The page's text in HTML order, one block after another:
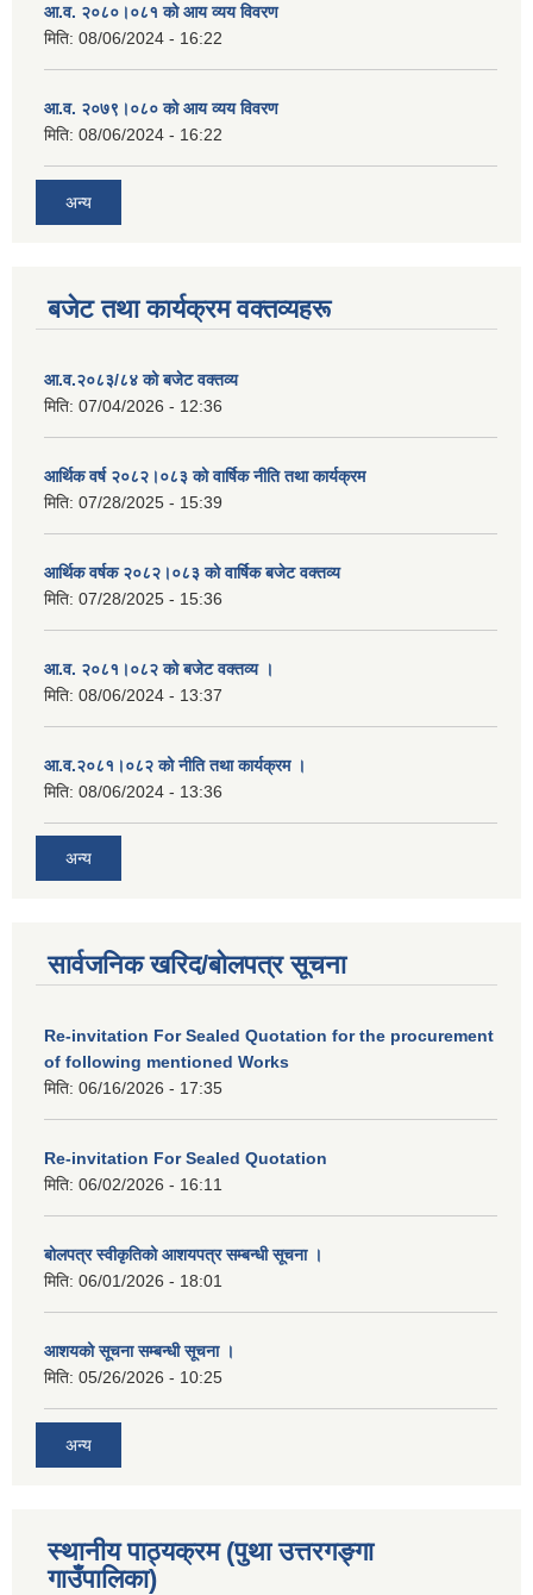
आ.व. २०८०।०८१ को आय व्यय विवरण
मिति: 08/06/2024 - 16:22
आ.व. २०७९।०८० को आय व्यय विवरण
मिति: 08/06/2024 - 16:22
अन्य
बजेट तथा कार्यक्रम वक्तव्यहरू
आ.व.२०८३/८४ को बजेट वक्तव्य
मिति: 07/04/2026 - 12:36
आर्थिक वर्ष २०८२।०८३ को वार्षिक नीति तथा कार्यक्रम
मिति: 07/28/2025 - 15:39
आर्थिक वर्षक २०८२।०८३ को वार्षिक बजेट वक्तव्य
मिति: 07/28/2025 - 15:36
आ.व. २०८१।०८२ को बजेट वक्तव्य ।
मिति: 08/06/2024 - 13:37
आ.व.२०८१।०८२ को नीति तथा कार्यक्रम ।
मिति: 08/06/2024 - 13:36
अन्य
सार्वजनिक खरिद/बोलपत्र सूचना
Re-invitation For Sealed Quotation for the procurement
of following mentioned Works
मिति: 06/16/2026 - 17:35
Re-invitation For Sealed Quotation
मिति: 06/02/2026 - 16:11
बोलपत्र स्वीकृतिको आशयपत्र सम्बन्धी सूचना ।
मिति: 06/01/2026 - 18:01
आशयको सूचना सम्बन्धी सूचना ।
मिति: 05/26/2026 - 10:25
अन्य
स्थानीय पाठ्यक्रम (पुथा उत्तरगङ्गा
गाउँपालिका)